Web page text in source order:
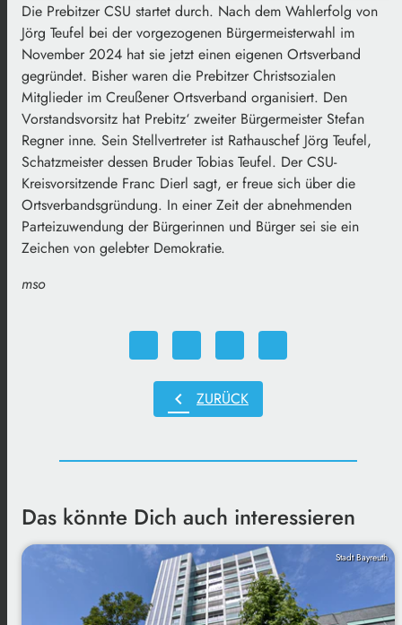
Die Prebitzer CSU startet durch. Nach dem Wahlerfolg von
Jörg Teufel bei der vorgezogenen Bürgermeisterwahl im
November 2024 hat sie jetzt einen eigenen Ortsverband
gegründet. Bisher waren die Prebitzer Christsozialen
Mitglieder im Creußener Ortsverband organisiert. Den
Vorstandsvorsitz hat Prebitz‘ zweiter Bürgermeister Stefan
Regner inne. Sein Stellvertreter ist Rathauschef Jörg Teufel,
Schatzmeister dessen Bruder Tobias Teufel. Der CSU-
Kreisvorsitzende Franc Dierl sagt, er freue sich über die
Ortsverbandsgründung. In einer Zeit der abnehmenden
Parteizuwendung der Bürgerinnen und Bürger sei sie ein
Zeichen von gelebter Demokratie.
mso
chevron_left ZURÜCK
Das könnte Dich auch interessieren
Stadt Bayreuth